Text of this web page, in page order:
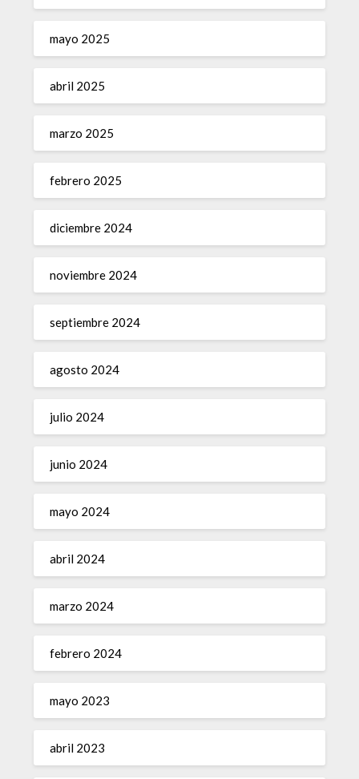
mayo 2025
abril 2025
marzo 2025
febrero 2025
diciembre 2024
noviembre 2024
septiembre 2024
agosto 2024
julio 2024
junio 2024
mayo 2024
abril 2024
marzo 2024
febrero 2024
mayo 2023
abril 2023